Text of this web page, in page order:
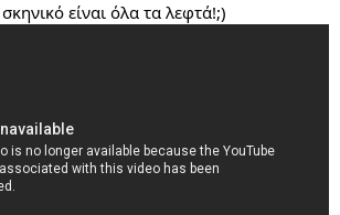
είναι όλα τα λεφτά!;)